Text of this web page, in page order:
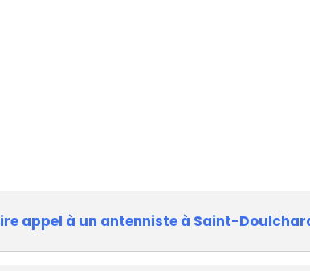
appel à un antenniste à Saint-